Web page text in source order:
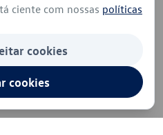
ciente com nossas políticas
cookies
cookies